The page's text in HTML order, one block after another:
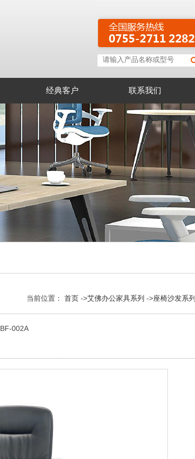
经典客户 联系我们
当前位置： 首页 ->艾佛办公家具系列 ->座椅沙发系列
BF-002A